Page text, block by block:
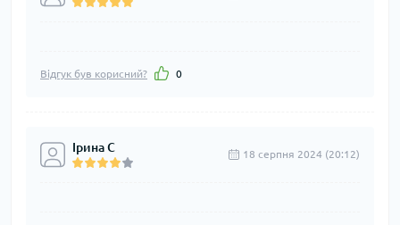
Відгук був корисний? 0
Ірина С 18 серпня 2024 (20:12)